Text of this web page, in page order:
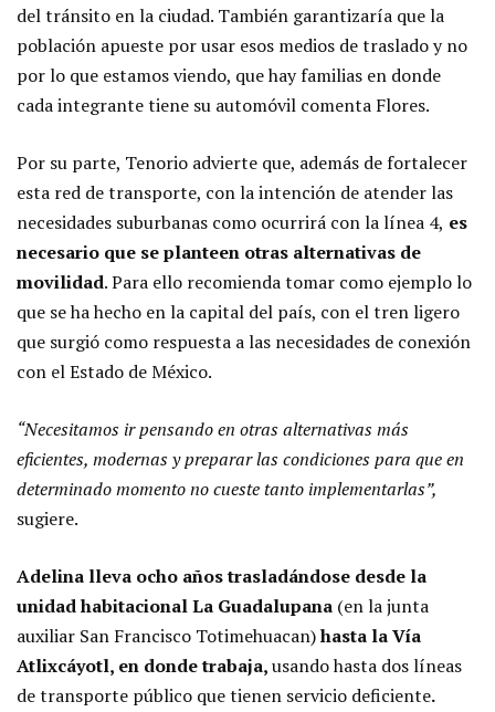
del tránsito en la ciudad. También garantizaría que la
población apueste por usar esos medios de traslado y no
por lo que estamos viendo, que hay familias en donde
cada integrante tiene su automóvil comenta Flores.
Por su parte, Tenorio advierte que, además de fortalecer
esta red de transporte, con la intención de atender las
necesidades suburbanas como ocurrirá con la línea 4, es
necesario que se planteen otras alternativas de
movilidad. Para ello recomienda tomar como ejemplo lo
que se ha hecho en la capital del país, con el tren ligero
que surgió como respuesta a las necesidades de conexión
con el Estado de México.
“Necesitamos ir pensando en otras alternativas más
eficientes, modernas y preparar las condiciones para que en
determinado momento no cueste tanto implementarlas”,
sugiere.
Adelina lleva ocho años trasladándose desde la
unidad habitacional La Guadalupana (en la junta
auxiliar San Francisco Totimehuacan)hasta la Vía
Atlixcáyotl, en donde trabaja,usando hasta dos líneas
de transporte público que tienen servicio deficiente.